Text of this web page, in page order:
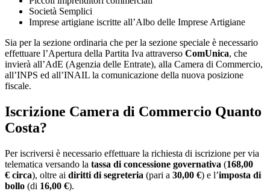
Società Semplici
Imprese artigiane iscritte all’Albo delle Imprese Artigiane
Sia per la sezione ordinaria che per la sezione speciale è necessario
effettuare l’Apertura della Partita Iva attraverso ComUnica, che
invierà all’AdE (Agenzia delle Entrate), alla Camera di Commercio,
all’INPS ed all’INAIL la comunicazione della nuova posizione
fiscale.
Iscrizione Camera di Commercio Quanto
Costa?
Per iscriversi è necessario effettuare la richiesta di iscrizione per via
telematica versando la tassa di concessione governativa (168,00
€ circa), oltre ai diritti di segreteria (pari a 30,00 €) e l’imposta di
bollo (di 16,00 €).